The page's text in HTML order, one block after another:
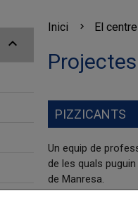
expand_more
Inici El centre
PIZZICANTS
Un equip de
de les quals
de Manresa.